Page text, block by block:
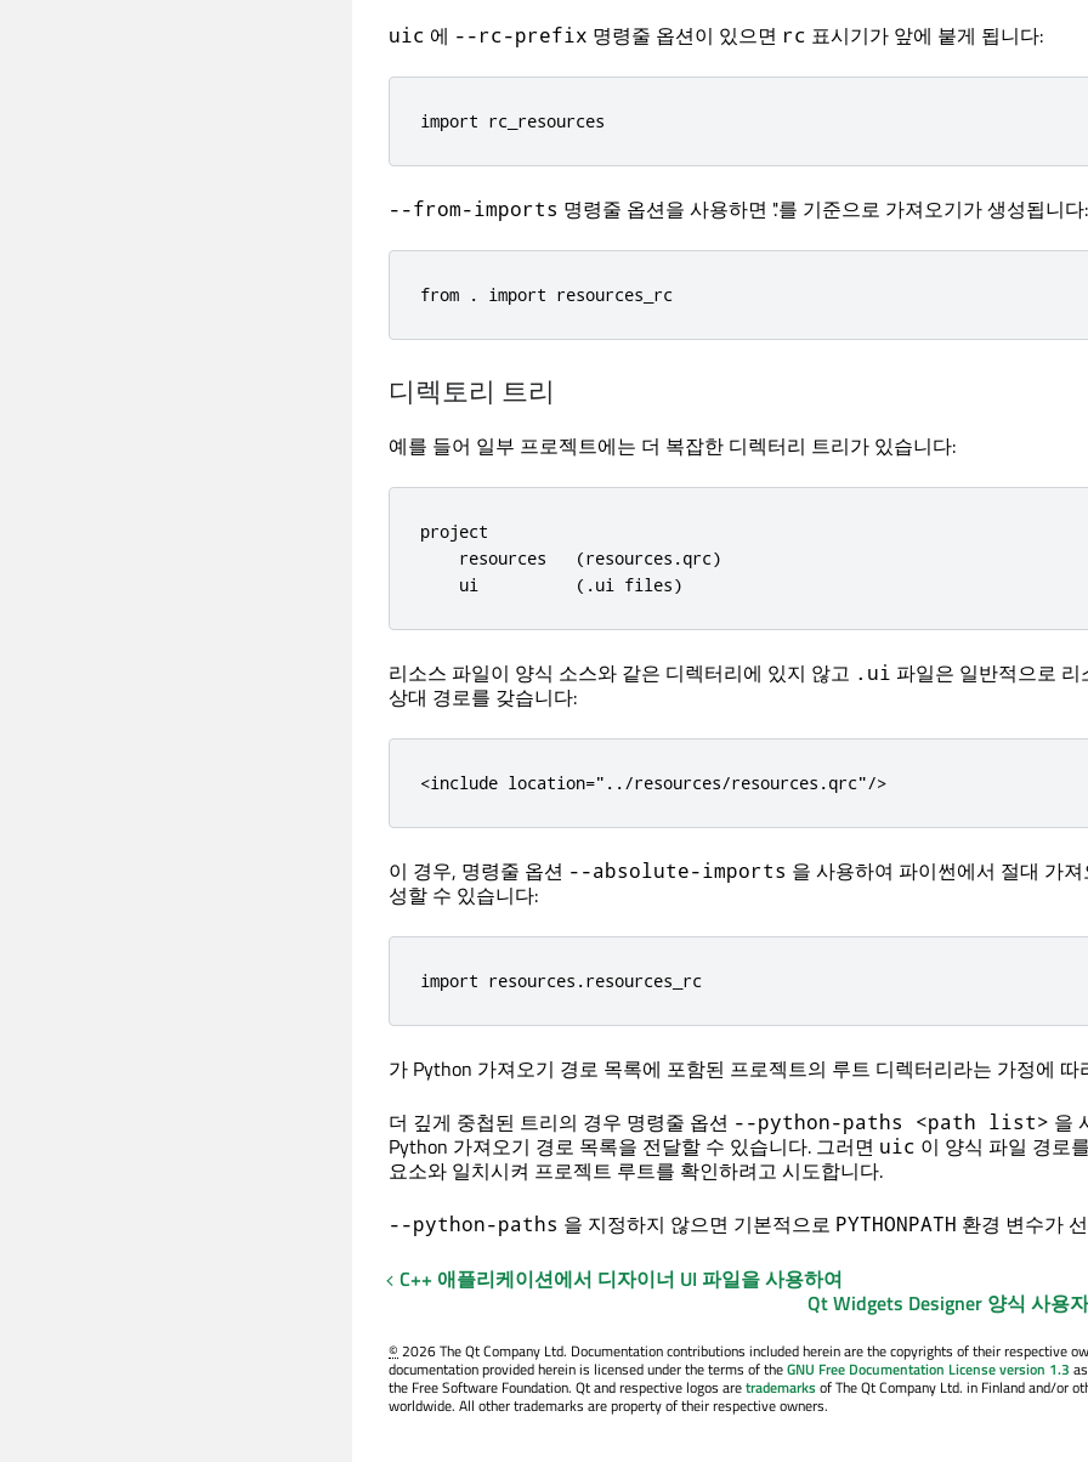
uic 에 --rc-prefix 명령줄 옵션이 있으면 rc 표시기가 앞에 붙게 됩니다:
import rc_resources
--from-imports 명령줄 옵션을 사용하면 '.'를 기준으로 가져오기가 생성됩니다:
from . import resources_rc
디렉토리 트리
예를 들어 일부 프로젝트에는 더 복잡한 디렉터리 트리가 있습니다:
project
    resources   (resources.qrc)
    ui          (.ui files)
리소스 파일이 양식 소스와 같은 디렉터리에 있지 않고 .ui 파일은 일반적으로
상대 경로를 갖습니다:
<include location="../resources/resources.qrc"/>
이 경우, 명령줄 옵션 --absolute-imports 을 사용하여 파이썬에서 절대 가
성할 수 있습니다:
import resources .resources_rc
가 Python 가져오기 경로 목록에 포함된 프로젝트의 루트 디렉터리라는 가정에
더 깊게 중첩된 트리의 경우 명령줄 옵션 --python-paths <path list> 을
Python 가져오기 경로 목록을 전달할 수 있습니다. 그러면 uic 이 양식 파일 경로
요소와 일치시켜 프로젝트 루트를 확인하려고 시도합니다.
--python-paths 을 지정하지 않으면 기본적으로 PYTHONPATH 환경 변수가
C++ 애플리케이션에서 디자이너 UI 파일을 사용하여
Qt Widgets Designer 양식 사용
©2026 The Qt Company Ltd. Documentation contributions included herein are the copyrights of their respective
documentation provided herein is licensed under the terms of theGNU Free Documentation License version 1.3
the Free Software Foundation. Qt and respective logos aretrademarksof The Qt Company Ltd. in Finland and/or
worldwide. All other trademarks are property of their respective owners.